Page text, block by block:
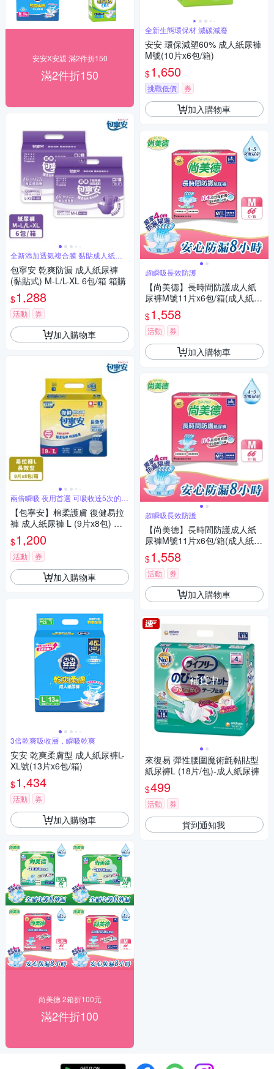
安安X安親 滿2件折150
滿2件折150
全新添加透氣複合膜 黏貼成人紙尿
褲
包寧安 乾爽防漏 成人紙尿褲
(黏貼式) M-L/L-XL 6包/箱 箱購
$1,288
活動 券
加入購物車
兩倍瞬吸 夜用首選 可吸收達5次的尿
量
【包寧安】棉柔護膚 復健易拉
褲 成人紙尿褲 L (9片x8包) 箱
購
$1,200
活動 券
加入購物車
3倍乾爽吸收層，瞬吸乾爽
安安 乾爽柔膚型 成人紙尿褲L-
XL號(13片x6包/箱)
$1,434
活動 券
加入購物車
尚美德 2箱折100元
滿2件折100
全新生態環保材 減碳減廢
安安 環保減塑60% 成人紙尿褲
M號(10片x6包/箱)
$1,650
挑戰低價 券
加入購物車
超瞬吸長效防護
【尚美德】長時間防護成人紙
尿褲M號11片x6包/箱(成人紙尿
褲 黏貼式 夜用)
$1,558
活動 券
加入購物車
超瞬吸長效防護
【尚美德】長時間防護成人紙
尿褲M號11片x6包/箱(成人紙尿
褲 黏貼式 夜用)
$1,558
活動 券
加入購物車
補貨中
來復易 彈性腰圍魔術氈黏貼型
紙尿褲L (18片/包)-成人紙尿褲
$499
活動 券
貨到通知我